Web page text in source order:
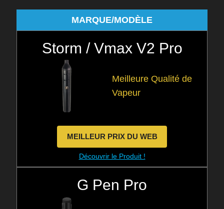
MARQUE/MODÈLE
Storm / Vmax V2 Pro
Meilleure Qualité de
Vapeur
MEILLEUR PRIX DU WEB
Découvrir le Produit !
G Pen Pro